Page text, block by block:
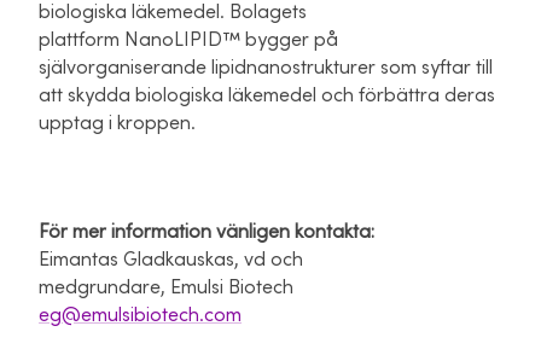
biologiska läkemedel. Bolagets
plattform NanoLIPID™ bygger på
självorganiserande lipidnanostrukturer som syftar till
att skydda biologiska läkemedel och förbättra deras
upptag i kroppen.
För mer information vänligen kontakta:
Eimantas Gladkauskas, vd och
medgrundare, Emulsi Biotech
eg@emulsibiotech.com